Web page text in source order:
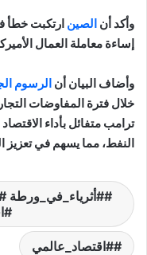
وأكد أن الصين ارتكبت خطأ
إساءة معاملة العمال
وأضاف البيان أن الرسوم
خلال فترة المفاوضات
ترامب متفائل بأداء
النفط، مما يسهم في تعزيز
#أثرياء_في_ورطة
#اقتصاد_عالمي